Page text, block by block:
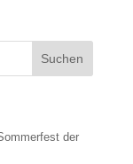
Suchen
der